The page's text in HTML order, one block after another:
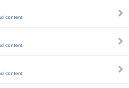
content
content
content